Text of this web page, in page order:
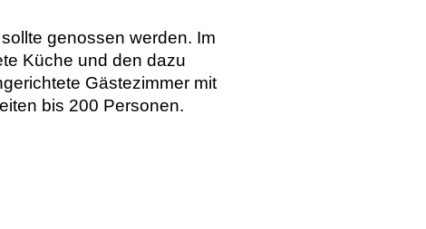
genossen werden. Im
Küche und den dazu
Gästezimmer mit
bis 200 Personen.